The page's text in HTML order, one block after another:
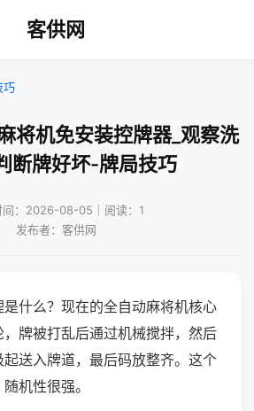
客供网
巧
将机免安装控牌器_观察洗
断牌好坏-牌局技巧
间：2026-08-05｜阅读：1
发布者：客供网
什么？现在的全自动麻将机核心
牌被打乱后通过机械搅拌，然后
送入牌道，最后码放整齐。这个
机性很强。